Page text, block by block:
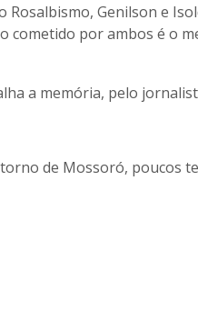
Genilson e
cometido por ambos é o
a memória, pelo
de Mossoró, poucos